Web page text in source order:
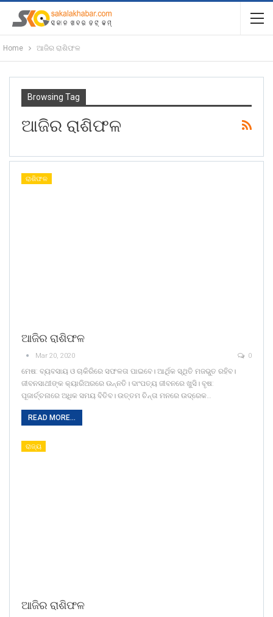
Home ଆଜିର ରାଶିଫଳ
Browsing Tag
ଆଜିର ରାଶିଫଳ
ରାଶିଫଳ
ଆଜିର ରାଶିଫଳ
Mar 20, 2020 0
ମେଷ: ବ୍ୟବସାୟ ଓ ଚାକିରିରେ ସଫଳତା ପାଇବେ। ଆର୍ଥିକ ସ୍ଥିତି ମଜଭୁତ ରହିବ।
ଜୀବନସାଥୀଙ୍କ କ୍ୟାରିଅରରେ ଉନ୍ନତି। ଦାଂପତ୍ୟ ଜୀବନରେ ଖୁସି। ବୃଷ:
ପୂଜାର୍ଚ୍ଚନାରେ ଅଧିକ ସମୟ ବିତିବ। ଉତ୍ତମ ଚିନ୍ତା ମନରେ ଉଦ୍ରେକ…
READ MORE...
ରାଜ୍ୟ
ଆଜିର ରାଶିଫଳ